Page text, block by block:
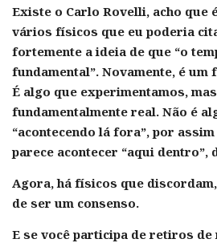
Existe o Carlo Rovelli, acho que
vários físicos que eu poderia
fortemente a ideia de que “o
fundamental”. Novamente, é um
É algo que experimentamos,
fundamentalmente real. Não é
“acontecendo lá fora”, por
parece acontecer “aqui dentro”,
Agora, há físicos que
de ser um consenso.
E se você participa de retiros de